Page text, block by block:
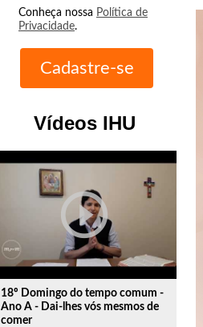
Conheça nossa Política de
Privacidade.
Vídeos IHU
play_circle_outline
18º Domingo do tempo comum -
Ano A - Dai-lhes vós mesmos de
comer